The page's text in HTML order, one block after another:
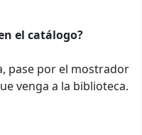
el catálogo?
pase por el mostrador
venga a la biblioteca.